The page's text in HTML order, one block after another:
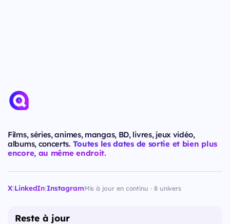
Films, séries, animes, mangas, BD, livres, jeux vidéo,
albums, concerts. Toutes les dates de sortie et bien plus
encore, au même endroit.
X|LinkedIn|InstagramMis à jour en continu · 8 univers
Reste à jour